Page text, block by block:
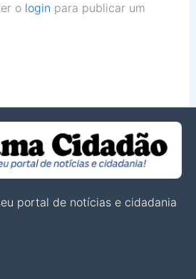
o login para publicar um
portal de notícias e cidadania